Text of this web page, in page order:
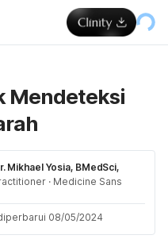
Mendeteksi
Mikhael Yosia, BMedSci,
· Medicine Sans
08/05/2024